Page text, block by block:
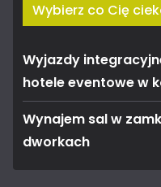
Wybierz co Cię
Wyjazdy
hotele eventowe w
Wynajem sal w
dworkach